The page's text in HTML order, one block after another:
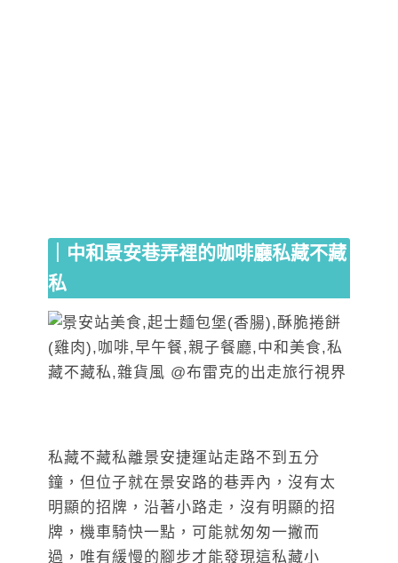
｜中和景安巷弄裡的咖啡廳私藏不藏
私
私藏不藏私離景安捷運站走路不到五分
鐘，但位子就在景安路的巷弄內，沒有太
明顯的招牌，沿著小路走，沒有明顯的招
牌，機車騎快一點，可能就匆匆一撇而
過，唯有緩慢的腳步才能發現這私藏小